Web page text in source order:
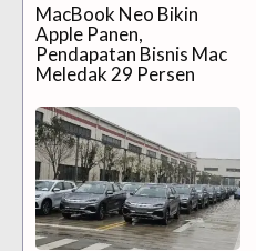
MacBook Neo Bikin
Apple Panen,
Pendapatan Bisnis Mac
Meledak 29 Persen